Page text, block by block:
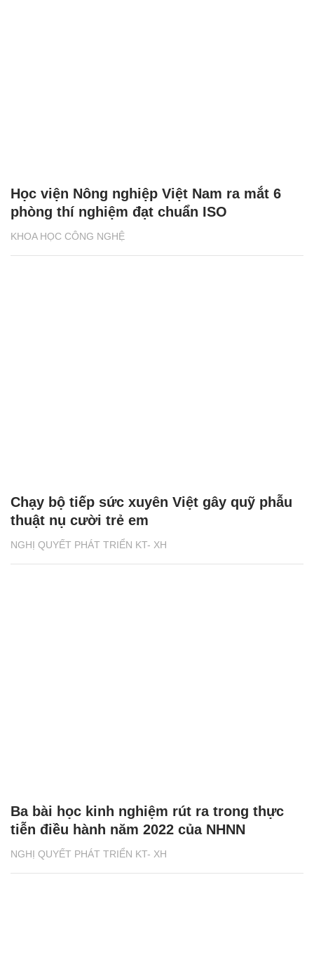
KHOA HỌC CÔNG NGHỆ
Học viện Nông nghiệp Việt Nam ra mắt 6
phòng thí nghiệm đạt chuẩn ISO
NGHỊ QUYẾT PHÁT TRIỂN KT- XH
Chạy bộ tiếp sức xuyên Việt gây quỹ phẫu
thuật nụ cười trẻ em
NGHỊ QUYẾT PHÁT TRIỂN KT- XH
Ba bài học kinh nghiệm rút ra trong thực
tiễn điều hành năm 2022 của NHNN